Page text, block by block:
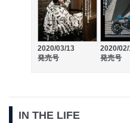
2020/03/13
発売号
2020/02/
発売号
IN THE LIFE